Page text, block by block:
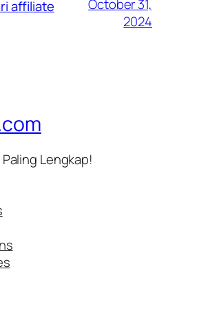
affiliate
October 31,
2024
Lengkap!